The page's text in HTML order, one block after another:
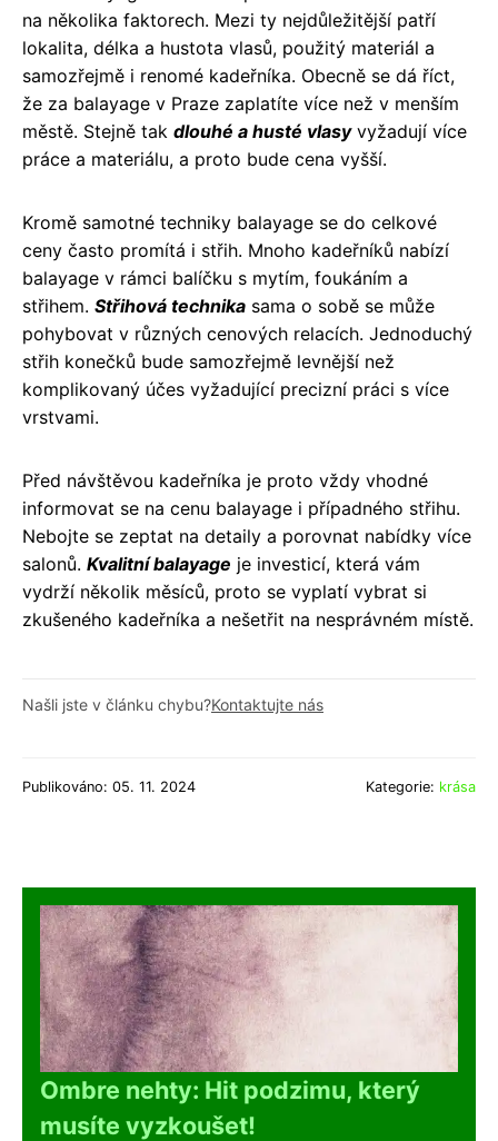
na několika faktorech. Mezi ty nejdůležitější patří
lokalita, délka a hustota vlasů, použitý materiál a
samozřejmě i renomé kadeřníka. Obecně se dá říct,
že za balayage v Praze zaplatíte více než v menším
městě. Stejně tak dlouhé a husté vlasyvyžadují více
práce a materiálu, a proto bude cena vyšší.
Kromě samotné techniky balayage se do celkové
ceny často promítá i střih. Mnoho kadeřníků nabízí
balayage v rámci balíčku s mytím, foukáním a
střihem. Střihová technika sama o sobě se může
pohybovat v různých cenových relacích. Jednoduchý
střih konečků bude samozřejmě levnější než
komplikovaný účes vyžadující precizní práci s více
vrstvami.
Před návštěvou kadeřníka je proto vždy vhodné
informovat se na cenu balayage i případného střihu.
Nebojte se zeptat na detaily a porovnat nabídky více
salonů. Kvalitní balayage je investicí, která vám
vydrží několik měsíců, proto se vyplatí vybrat si
zkušeného kadeřníka a nešetřit na nesprávném místě.
Našli jste v článku chybu?Kontaktujte nás
Publikováno: 05. 11. 2024 Kategorie: krása
Ombre nehty: Hit podzimu, který
musíte vyzkoušet!